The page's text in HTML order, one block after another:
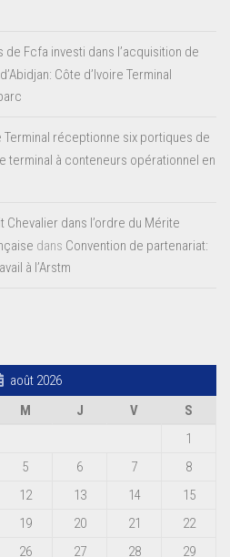
de Fcfa investi dans l’acquisition de
Côte d’Ivoire Terminal
Terminal réceptionne six portiques de
terminal à conteneurs opérationnel en
Chevalier dans l’ordre du Mérite
dans Convention de partenariat:
à l’Arstm
août 2026
M J V
S
1
5 6 7
8
12 13 14
15
19 20 21
22
26 27 28
29